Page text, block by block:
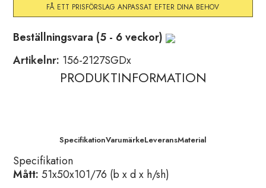
Beställningsvara (5 - 6 veckor)
Artikelnr: 156-2127SGDx
PRODUKTINFORMATION
SpecifikationVarumärkeLeveransMaterial
Specifikation
Mått: 51x50x101/76 (b x d x h/sh)